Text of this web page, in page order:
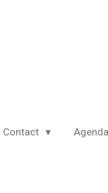
Contact Agenda